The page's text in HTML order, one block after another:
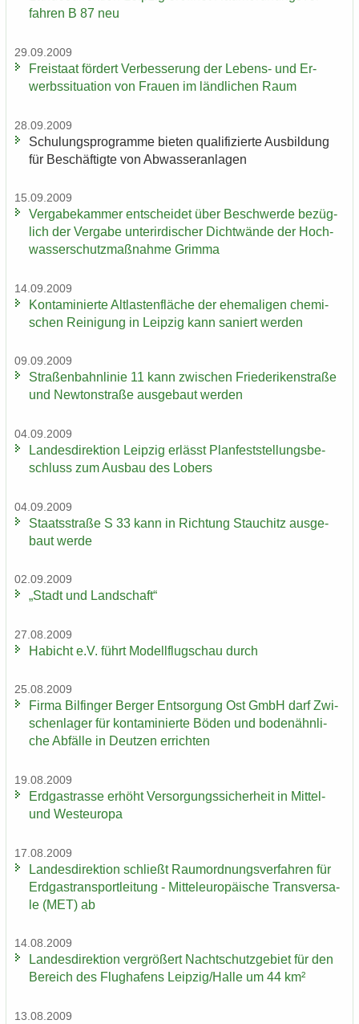
fah­ren B 87 neu
29.09.2009
Frei­staat för­dert Ver­bes­se­rung der Lebens-​ und Er­
werbs­si­tua­ti­on von Frau­en im länd­li­chen Raum
28.09.2009
Schu­lungs­pro­gram­me bie­ten qua­li­fi­zier­te Aus­bil­dung
für Be­schäf­tig­te von Ab­was­ser­an­la­gen
15.09.2009
Ver­ga­be­kam­mer ent­schei­det über Be­schwer­de be­züg­
lich der Ver­ga­be un­ter­ir­di­scher Dicht­wän­de der Hoch­
was­ser­schutz­maß­nah­me Grim­ma
14.09.2009
Kon­ta­mi­nier­te Alt­las­ten­flä­che der ehe­ma­li­gen che­mi­
schen Rei­ni­gung in Leip­zig kann sa­niert wer­den
09.09.2009
Stra­ßen­bahn­li­nie 11 kann zwi­schen Frie­de­ri­ken­stra­ße
und New­ton­stra­ße aus­ge­baut wer­den
04.09.2009
Lan­des­di­rek­ti­on Leip­zig er­lässt Plan­fest­stel­lungs­be­
schluss zum Aus­bau des Lobers
04.09.2009
Staats­stra­ße S 33 kann in Rich­tung Stau­chitz aus­ge­
baut werde
02.09.2009
„Stadt und Land­schaft“
27.08.2009
Ha­bicht e.V. führt Mo­dell­flug­schau durch
25.08.2009
Firma Bil­fin­ger Ber­ger Ent­sor­gung Ost GmbH darf Zwi­
schen­la­ger für kon­ta­mi­nier­te Böden und bo­den­ähn­li­
che Ab­fäl­le in Deut­zen er­rich­ten
19.08.2009
Erd­gas­tras­se er­höht Ver­sor­gungs­si­cher­heit in Mittel-​
und West­eu­ro­pa
17.08.2009
Lan­des­di­rek­ti­on schließt Raum­ord­nungs­ver­fah­ren für
Erd­gas­trans­port­lei­tung - Mit­tel­eu­ro­päi­sche Trans­ver­sa­
le (MET) ab
14.08.2009
Lan­des­di­rek­ti­on ver­grö­ßert Nacht­schutz­ge­biet für den
Be­reich des Flug­ha­fens Leip­zig/Halle um 44 km²
13.08.2009